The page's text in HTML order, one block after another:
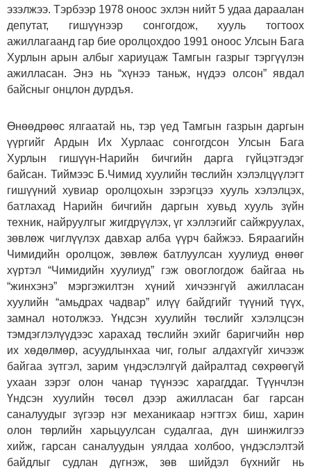
эзэлжээ. Тэрбээр 1978 оноос эхлэн нийт 5 удаа дараалан
депутат, гишүүнээр сонгогдож, хууль тогтоох
ажиллагаанд гар бие оролцохдоо 1991 оноос Улсын Бага
Хурлын арын албыг хариуцаж Тамгын газрыг тэргүүлэн
ажилласан. Энэ нь “хүнээ таньж, нүдээ олсон” явдал
байсныг онцлон дурдъя.
Өнөөдрөөс ялгаатай нь, тэр үед Тамгын газрын даргын
үүргийг Ардын Их Хурлаас сонгогдсон Улсын Бага
Хурлын гишүүн-Нарийн бичгийн дарга гүйцэтгэдэг
байсан. Тиймээс Б.Чимид хуулийн төслийн хэлэлцүүлэгт
гишүүний хувиар оролцохын зэрэгцээ хууль хэлэлцэх,
батлахад Нарийн бичгийн даргын хувьд хууль зүйн
техник, найруулгыг жигдрүүлэх, үг хэллэгийг сайжруулах,
зөвлөж чиглүүлэх давхар алба үүрч байжээ. Бяраагийн
Чимидийн оролцож, зөвлөж батлуулсан хуулиуд өнөөг
хүртэл “Чимидийн хуулиуд” гэж овоглогдож байгаа нь
“жинхэнэ” мэргэжилтэн хүний хичээнгүй ажилласан
хуулийн “амьдрах чадвар” илүү байдгийг түүний түүх,
замнал нотолжээ. Үндсэн хуулийн төслийг хэлэлцсэн
тэмдэглэлүүдээс харахад төслийн эхийг баригчийн нөр
их хөдөлмөр, асуудлынхаа чиг, голыг алдахгүйг хичээж
байгаа зүтгэл, зарим үндэслэлгүй дайралтад сөхрөөгүй
ухаан зэрэг олон чанар түүнээс харагддаг. Түүнчлэн
Үндсэн хуулийн төсөл дээр ажилласан баг гарсан
саналуудыг зүгээр нэг механикаар нэгтгэх биш, харин
олон төрлийн харьцуулсан судалгаа, дүн шинжилгээ
хийж, гарсан саналуудын уялдаа холбоо, үндэслэлтэй
байдлыг судлан дүгнэж, зөв шийдэл бүхнийг нь